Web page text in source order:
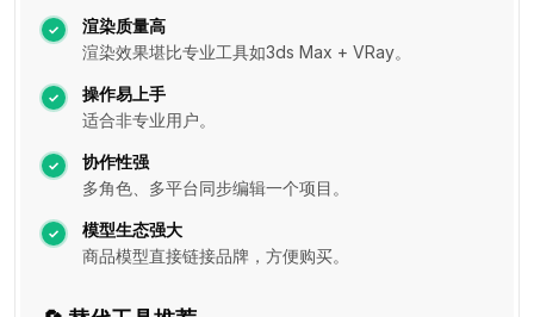
渲染质量高
渲染效果堪比专业工具如3ds Max + VRay。
操作易上手
适合非专业用户。
协作性强
多角色、多平台同步编辑一个项目。
模型生态强大
商品模型直接链接品牌，方便购买。